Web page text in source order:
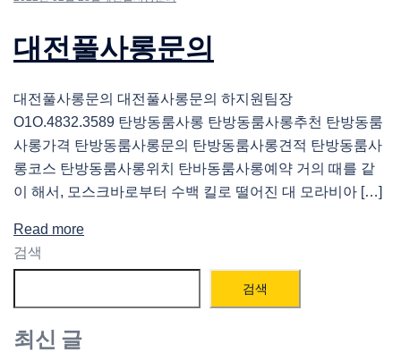
대전풀사롱문의
대전풀사롱문의 대전풀사롱문의 하지원팀장
O1O.4832.3589 탄방동룸사롱 탄방동룸사롱추천 탄방동룸
사롱가격 탄방동룸사롱문의 탄방동룸사롱견적 탄방동룸사
롱코스 탄방동룸사롱위치 탄바동룸사롱예약 거의 때를 같
이 해서, 모스크바로부터 수백 킬로 떨어진 대 모라비아 […]
Read more
검색
검색
최신 글